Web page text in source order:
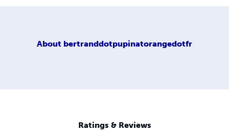
About bertranddotpupinatorangedotfr
Ratings & Reviews